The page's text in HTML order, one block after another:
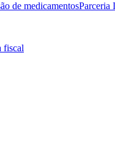
de medicamentosParceria
fiscal